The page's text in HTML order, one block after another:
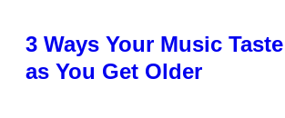
3 Ways Your Music
as You Get Older